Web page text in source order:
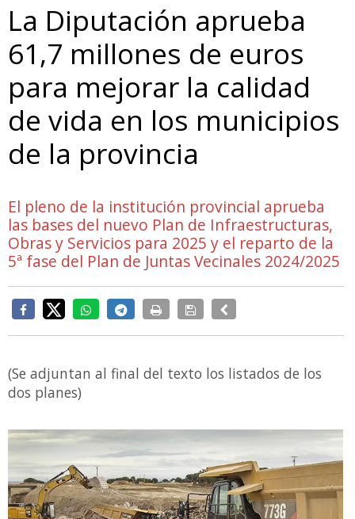
La Diputación aprueba
61,7 millones de euros
para mejorar la calidad
de vida en los municipios
de la provincia
El pleno de la institución provincial aprueba
las bases del nuevo Plan de Infraestructuras,
Obras y Servicios para 2025 y el reparto de la
5ª fase del Plan de Juntas Vecinales 2024/2025
(Se adjuntan al final del texto los listados de los
dos planes)